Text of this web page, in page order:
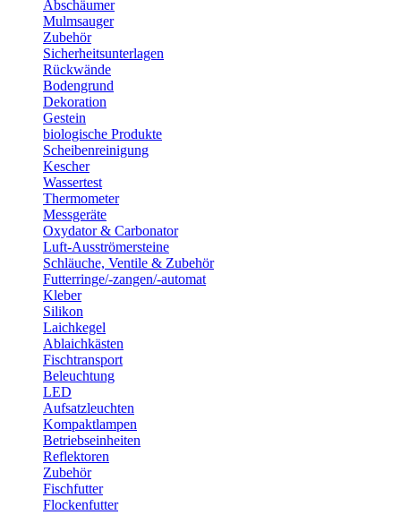
Abschäumer
Mulmsauger
Zubehör
Sicherheitsunterlagen
Rückwände
Bodengrund
Dekoration
Gestein
biologische Produkte
Scheibenreinigung
Kescher
Wassertest
Thermometer
Messgeräte
Oxydator & Carbonator
Luft-Ausströmersteine
Schläuche, Ventile & Zubehör
Futterringe/-zangen/-automat
Kleber
Silikon
Laichkegel
Ablaichkästen
Fischtransport
Beleuchtung
LED
Aufsatzleuchten
Kompaktlampen
Betriebseinheiten
Reflektoren
Zubehör
Fischfutter
Flockenfutter